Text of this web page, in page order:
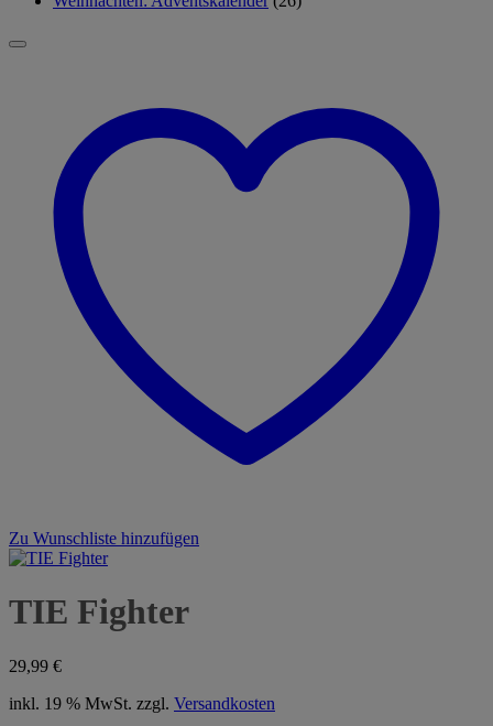
Zu Wunschliste hinzufügen
TIE Fighter
29,99 €
inkl. 19 % MwSt. zzgl. Versandkosten